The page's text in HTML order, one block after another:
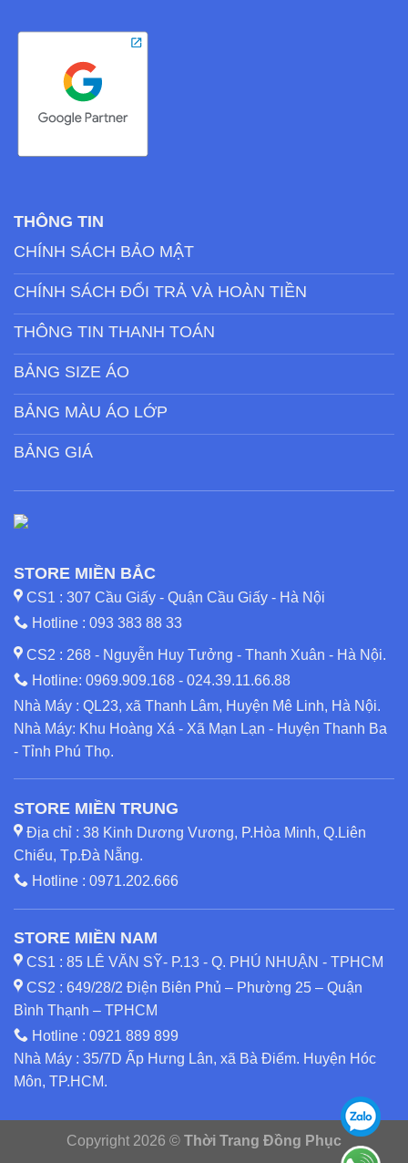
THÔNG TIN
CHÍNH SÁCH BẢO MẬT
CHÍNH SÁCH ĐỔI TRẢ VÀ HOÀN TIỀN
THÔNG TIN THANH TOÁN
BẢNG SIZE ÁO
BẢNG MÀU ÁO LỚP
BẢNG GIÁ
STORE MIỀN BẮC
CS1 : 307 Cầu Giấy - Quận Cầu Giấy - Hà Nội
Hotline : 093 383 88 33
CS2 : 268 - Nguyễn Huy Tưởng - Thanh Xuân - Hà Nội.
Hotline: 0969.909.168 - 024.39.11.66.88
Nhà Máy : QL23, xã Thanh Lâm, Huyện Mê Linh, Hà Nội.
Nhà Máy: Khu Hoàng Xá - Xã Mạn Lạn - Huyện Thanh Ba
- Tỉnh Phú Thọ.
STORE MIỀN TRUNG
Địa chỉ : 38 Kinh Dương Vương, P.Hòa Minh, Q.Liên
Chiểu, Tp.Đà Nẵng.
Hotline : 0971.202.666
STORE MIỀN NAM
CS1 : 85 LÊ VĂN SỸ- P.13 - Q. PHÚ NHUẬN - TPHCM
CS2 : 649/28/2 Điện Biên Phủ – Phường 25 – Quận
Bình Thạnh – TPHCM
Hotline : 0921 889 899
Nhà Máy : 35/7D Ấp Hưng Lân, xã Bà Điểm. Huyện Hóc
Môn, TP.HCM.
Copyright 2026 © Thời Trang Đồng Phục